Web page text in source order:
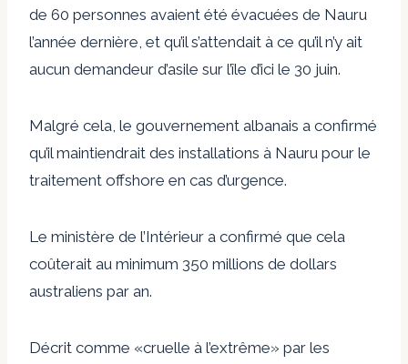
de 60 personnes avaient été évacuées de Nauru
l’année dernière, et qu’il s’attendait à ce qu’il n’y ait
aucun demandeur d’asile sur l’île d’ici le 30 juin.
Malgré cela, le gouvernement albanais a confirmé
qu’il maintiendrait des installations à Nauru pour le
traitement offshore en cas d’urgence.
Le ministère de l’Intérieur a confirmé que cela
coûterait au minimum 350 millions de dollars
australiens par an.
Décrit comme «cruelle à l’extrême» par les